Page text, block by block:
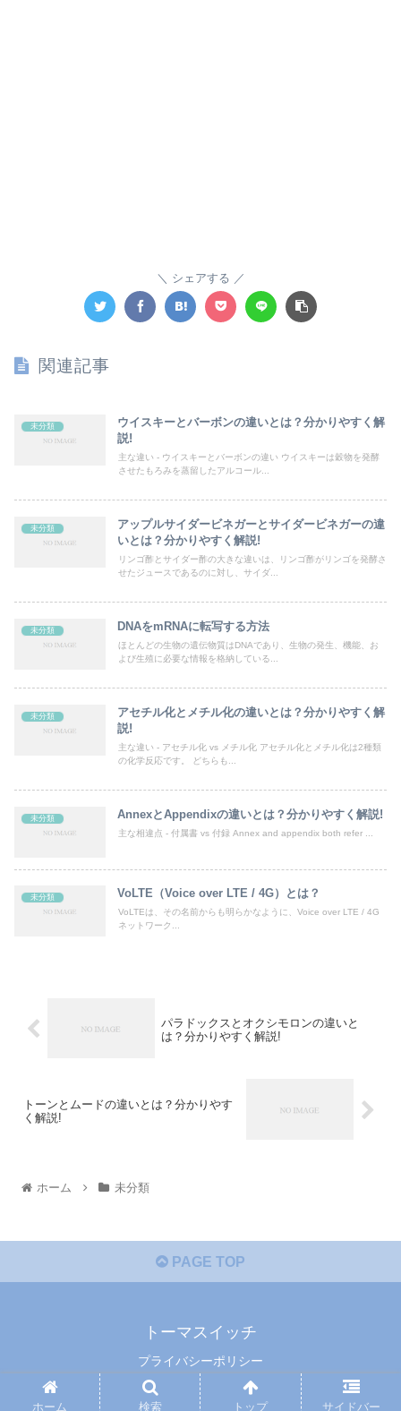
シェアする
関連記事
未分類
ウイスキーとバーボンの違いとは？分かりやすく解
説!
主な違い - ウイスキーとバーボンの違い ウイスキーは穀物を発酵
させたもろみを蒸留したアルコール...
未分類
アップルサイダービネガーとサイダービネガーの違
いとは？分かりやすく解説!
リンゴ酢とサイダー酢の大きな違いは、リンゴ酢がリンゴを発酵さ
せたジュースであるのに対し、サイダ...
未分類 DNAをmRNAに転写する方法
ほとんどの生物の遺伝物質はDNAであり、生物の発生、機能、お
よび生殖に必要な情報を格納している...
未分類
アセチル化とメチル化の違いとは？分かりやすく解
説!
主な違い - アセチル化 vs メチル化 アセチル化とメチル化は2種類
の化学反応です。 どちらも...
未分類 AnnexとAppendixの違いとは？分かりやすく解説!
主な相違点 - 付属書 vs 付録 Annex and appendix both refer ...
未分類 VoLTE（Voice over LTE / 4G）とは？
VoLTEは、その名前からも明らかなように、Voice over LTE / 4G
ネットワーク...
パラドックスとオクシモロンの違いと
は？分かりやすく解説!
トーンとムードの違いとは？分かりやす
く解説!
ホーム 未分類
PAGE TOP
トーマスイッチ
プライバシーポリシー
© 2014 トーマスイッチ.
ホーム 検索 トップ サイドバー